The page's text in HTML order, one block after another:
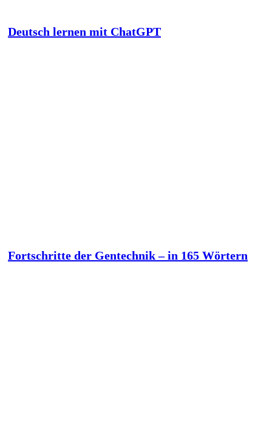
Deutsch lernen mit ChatGPT
Fortschritte der Gentechnik – in 165 Wörtern